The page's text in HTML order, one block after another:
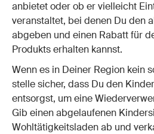
anbietet oder ob er vielleicht
veranstaltet, bei denen Du den
abgeben und einen Rabatt für
Produkts erhalten kannst.
Wenn es in Deiner Region kein
stelle sicher, dass Du den
entsorgst, um eine
Gib einen abgelaufenen
Wohltätigkeitsladen ab und